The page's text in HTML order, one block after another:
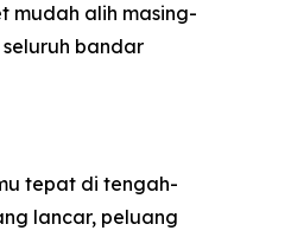
mudah alih masing-
bandar
tepat di tengah-
lancar, peluang